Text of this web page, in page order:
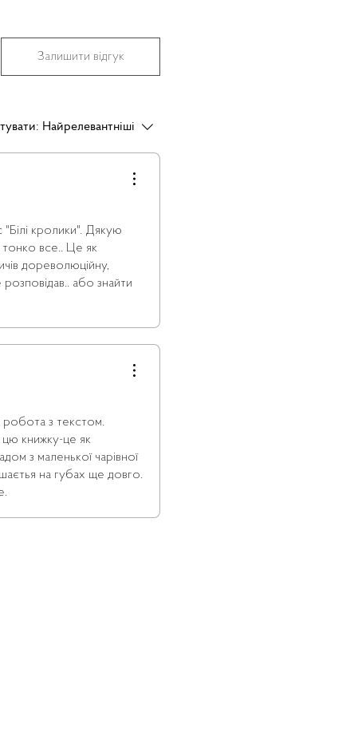
Залишити відгук
Найрелевантніші
кролики". Дякую
тонко все.. Це як
дореволюційну,
розповідав.. або знайти
робота з текстом.
цю книжку-це як
з маленької чарівної
на губах ще довго.